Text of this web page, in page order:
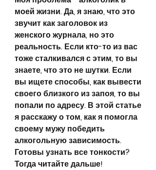
моей жизни. Да, я знаю, что это
звучит как заголовок из
женского журнала, но это
реальность. Если кто-то из вас
тоже сталкивался с этим, то вы
знаете, что это не шутки. Если
вы ищете способы, как вывести
своего близкого из запоя, то вы
попали по адресу. В этой статье
я расскажу о том, как я помогла
своему мужу победить
алкогольную зависимость.
Готовы узнать все тонкости?
Тогда читайте дальше!